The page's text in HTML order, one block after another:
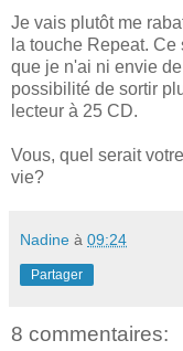
Je vais plutôt me
la touche Repeat.
que je n'ai ni envie
possibilité de sortir
lecteur à 25 CD.
Vous, quel serait
vie?
Nadine à 09:24
Partager
8 commentaires: